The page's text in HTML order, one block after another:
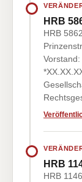
HRB
HRB
HRB
HRB